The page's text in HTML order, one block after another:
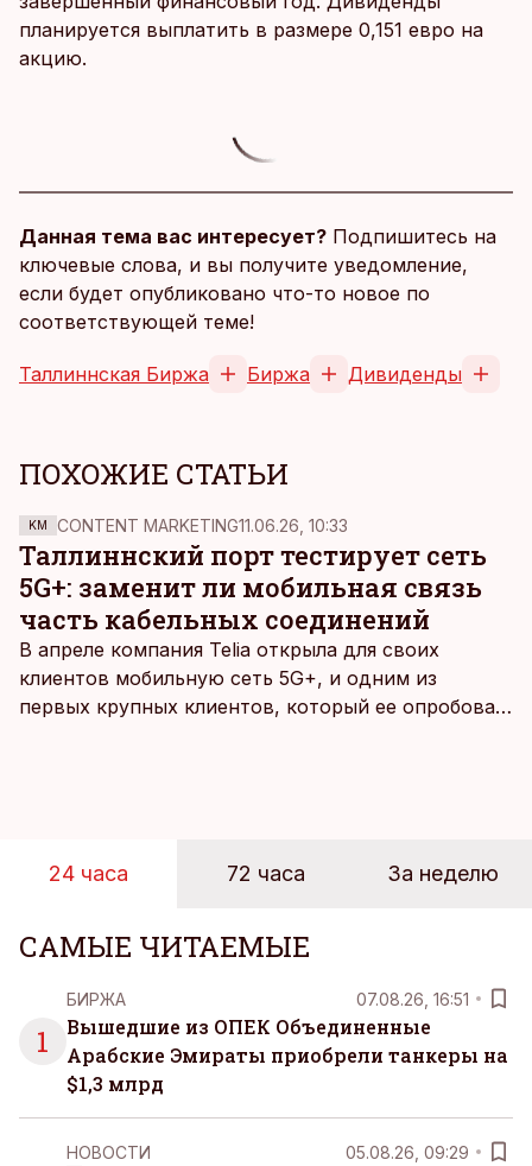
планируется выплатить в размере 0,151 евро на
акцию.
Данная тема вас интересует? Подпишитесь на
ключевые слова, и вы получите уведомление,
если будет опубликовано что-то новое по
соответствующей теме!
Таллиннская Биржа Биржа Дивиденды
ПОХОЖИЕ СТАТЬИ
KM CONTENT MARKETING11.06.26, 10:33
Таллиннский порт тестирует сеть
5G+: заменит ли мобильная связь
часть кабельных соединений
В апреле компания Telia открыла для своих
клиентов мобильную сеть 5G+, и одним из
первых крупных клиентов, который ее опробовал,
24 часа 72 часа За неделю
САМЫЕ ЧИТАЕМЫЕ
1
БИРЖА 07.08.26, 16:51
Вышедшие из ОПЕК Объединенные
Арабские Эмираты приобрели танкеры на
$1,3 млрд
НОВОСТИ 05.08.26, 09:29